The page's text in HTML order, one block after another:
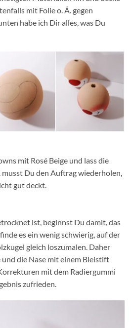
mit Folie o. Ä. gegen
habe ich Dir alles, was Du
mit Rosé Beige und lass die
Du den Auftrag wiederholen,
gut deckt.
ist, beginnst Du damit, das
es ein wenig schwierig, auf der
gleich loszumalen. Daher
die Nase mit einem Bleistift
mit dem Radiergummi
zufrieden.